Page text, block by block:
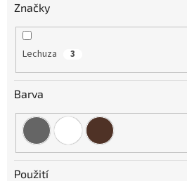
Značky
Lechuza 3
Barva
Použití